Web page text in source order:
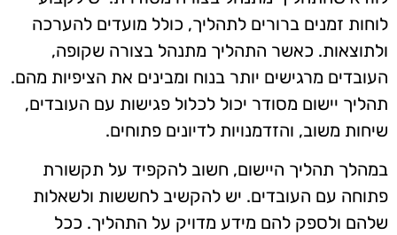
לוחות זמנים ברורים לתהליך, כולל מועדים להערכה
ולתוצאות. כאשר התהליך מתנהל בצורה שקופה,
העובדים מרגישים יותר בנוח ומבינים את הציפיות מהם.
תהליך יישום מסודר יכול לכלול פגישות עם העובדים,
שיחות משוב, והזדמנויות לדיונים פתוחים.
במהלך תהליך היישום, חשוב להקפיד על תקשורת
פתוחה עם העובדים. יש להקשיב לחששות ולשאלות
שלהם ולספק להם מידע מדויק על התהליך. ככל